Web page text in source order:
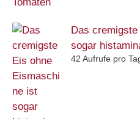
Das
sogar
42 Aufrufe pro